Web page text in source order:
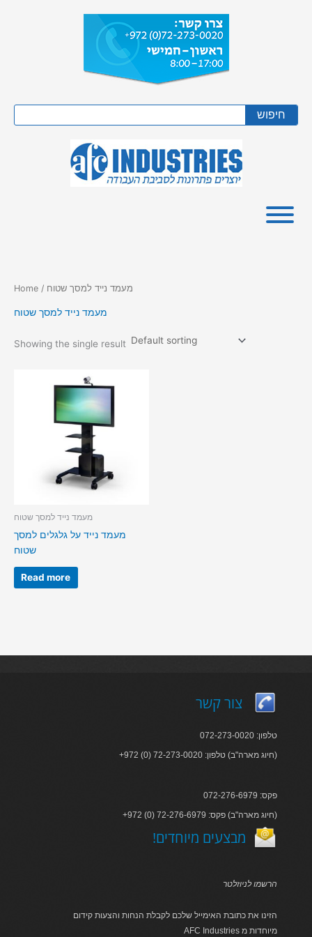
חיפוש
Home / מעמד נייד למסך שטוח
מעמד נייד למסך שטוח
Showing the single result
מעמד נייד למסך שטוח
מעמד נייד על גלגלים למסך
שטוח
Read more
צור קשר
טלפון: 072-273-0020
+972 (0) 72-273-0020 :חיוג מארה"ב) טלפון)
פקס: 072-276-6979
+972 (0) 72-276-6979 :חיוג מארה"ב) פקס)
!מבצעים מיוחדים
הרשמו לניוזלטר
הזינו את כתובת האימייל שלכם לקבלת הנחות והצעות קידום
AFC Industries מיוחדות מ